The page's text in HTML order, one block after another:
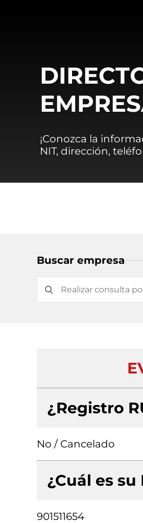
¡Conozca la
NIT, dirección,
Buscar empresa
¿Registro
No / Cancelado
¿Cuál es su
901511654